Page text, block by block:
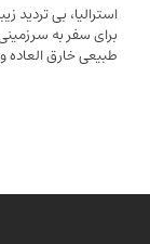
تردید زیباترین قاره
سرزمینی پهناور با
العاده و بی نظیر،